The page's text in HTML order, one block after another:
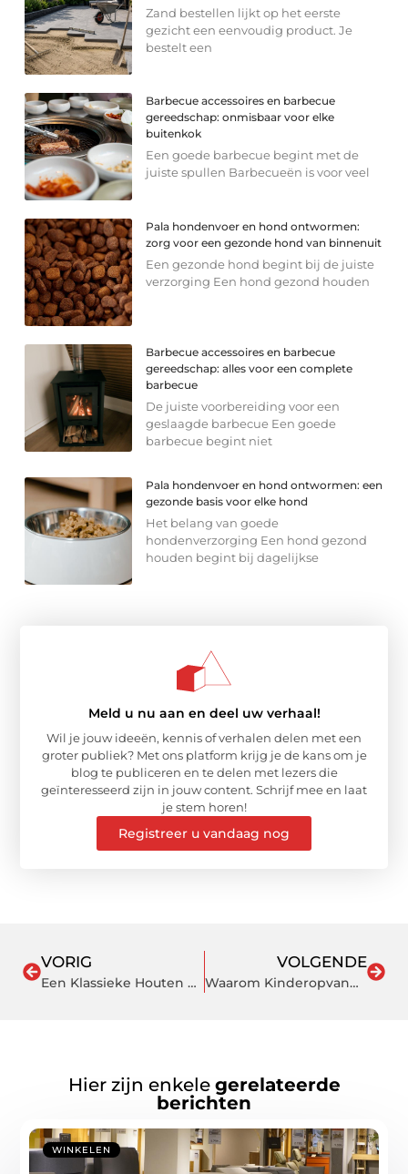
Zand bestellen lijkt op het eerste
gezicht een eenvoudig product. Je
bestelt een
Barbecue accessoires en barbecue
gereedschap: onmisbaar voor elke
buitenkok
Een goede barbecue begint met de
juiste spullen Barbecueën is voor veel
Pala hondenvoer en hond ontwormen:
zorg voor een gezonde hond van binnenuit
Een gezonde hond begint bij de juiste
verzorging Een hond gezond houden
Barbecue accessoires en barbecue
gereedschap: alles voor een complete
barbecue
De juiste voorbereiding voor een
geslaagde barbecue Een goede
barbecue begint niet
Pala hondenvoer en hond ontwormen: een
gezonde basis voor elke hond
Het belang van goede
hondenverzorging Een hond gezond
houden begint bij dagelijkse
Meld u nu aan en deel uw verhaal!
Wil je jouw ideeën, kennis of verhalen delen met een
groter publiek? Met ons platform krijg je de kans om je
blog te publiceren en te delen met lezers die
geïnteresseerd zijn in jouw content. Schrijf mee en laat
je stem horen!
Registreer u vandaag nog
VORIG
Een Klassieke Houten Schuur Die Je Tuin Transformeert
VOLGENDE
Waarom Kinderopvang Zoetermeer Uw Beste Keuze Is voor Kwaliteitsvolle Kinderopvang
Hier zijn enkele gerelateerde
berichten
WINKELEN